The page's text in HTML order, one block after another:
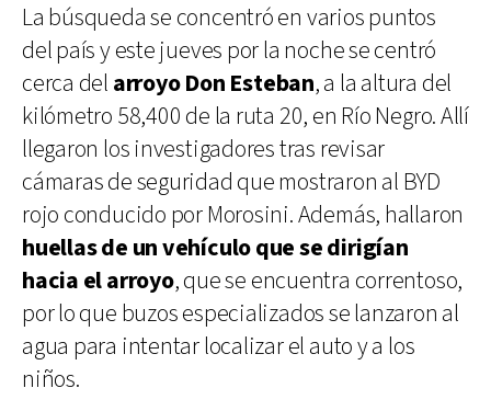
La búsqueda se concentró en varios puntos
del país y este jueves por la noche se centró
cerca del arroyo Don Esteban, a la altura del
kilómetro 58,400 de la ruta 20, en Río Negro. Allí
llegaron los investigadores tras revisar
cámaras de seguridad que mostraron al BYD
rojo conducido por Morosini. Además, hallaron
huellas de un vehículo que se dirigían
hacia el arroyo, que se encuentra correntoso,
por lo que buzos especializados se lanzaron al
agua para intentar localizar el auto y a los
niños.